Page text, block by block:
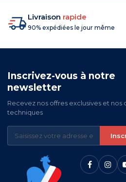
Livraison rapide
90% expédiées le jour même
Inscrivez-vous à notre
newsletter
Recevez nos offres exclusives et nos
techniques